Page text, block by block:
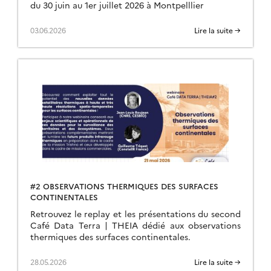
du 30 juin au 1er juillet 2026 à Montpelllier
03.06.2026 Lire la suite →
#2 OBSERVATIONS THERMIQUES DES SURFACES
CONTINENTALES
Retrouvez le replay et les présentations du second
Café Data Terra | THEIA dédié aux observations
thermiques des surfaces continentales.
28.05.2026 Lire la suite →